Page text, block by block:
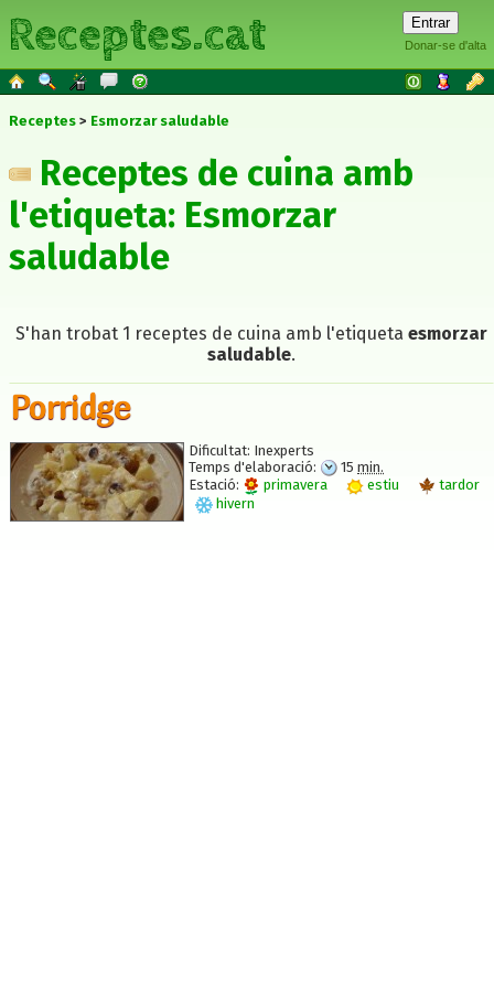
Donar-se d'alta
Receptes.cat
Receptes Esmorzar saludable
Receptes de cuina amb
l'etiqueta: Esmorzar
saludable
S'han trobat 1 receptes de cuina amb l'etiqueta esmorzar
saludable.
Porridge
Dificultat: Inexperts
Temps d'elaboració:
15 min.
Estació:
primavera estiu
tardor
hivern